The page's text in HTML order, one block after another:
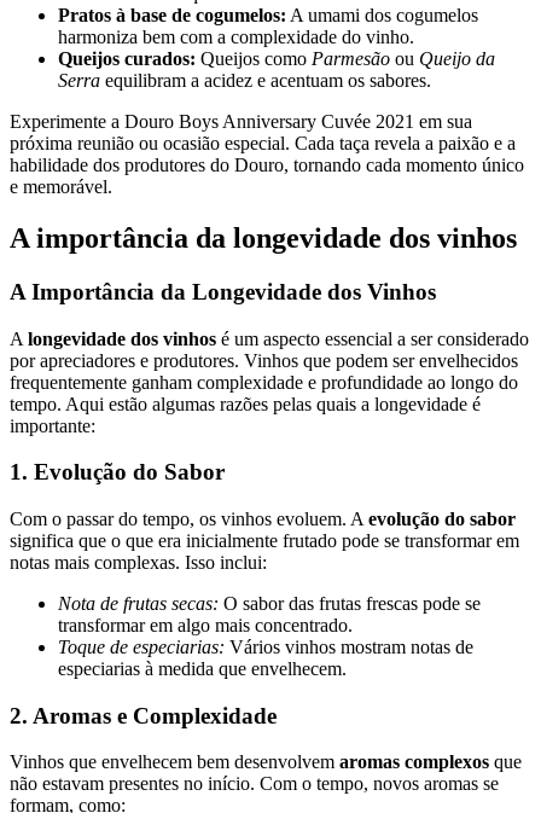
Pratos à base de cogumelos: A umami dos cogumelos
harmoniza bem com a complexidade do vinho.
Queijos curados: Queijos como Parmesão ou Queijo da
Serra equilibram a acidez e acentuam os sabores.
Experimente a Douro Boys Anniversary Cuvée 2021 em sua
próxima reunião ou ocasião especial. Cada taça revela a paixão e a
habilidade dos produtores do Douro, tornando cada momento único
e memorável.
A importância da longevidade dos vinhos
A Importância da Longevidade dos Vinhos
A longevidade dos vinhos é um aspecto essencial a ser considerado
por apreciadores e produtores. Vinhos que podem ser envelhecidos
frequentemente ganham complexidade e profundidade ao longo do
tempo. Aqui estão algumas razões pelas quais a longevidade é
importante:
1. Evolução do Sabor
Com o passar do tempo, os vinhos evoluem. A evolução do sabor
significa que o que era inicialmente frutado pode se transformar em
notas mais complexas. Isso inclui:
Nota de frutas secas: O sabor das frutas frescas pode se
transformar em algo mais concentrado.
Toque de especiarias: Vários vinhos mostram notas de
especiarias à medida que envelhecem.
2. Aromas e Complexidade
Vinhos que envelhecem bem desenvolvem aromas complexos que
não estavam presentes no início. Com o tempo, novos aromas se
formam, como: